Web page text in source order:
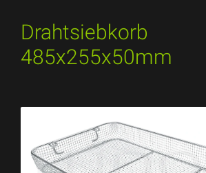
Drahtsiebkorb
485x255x50mm